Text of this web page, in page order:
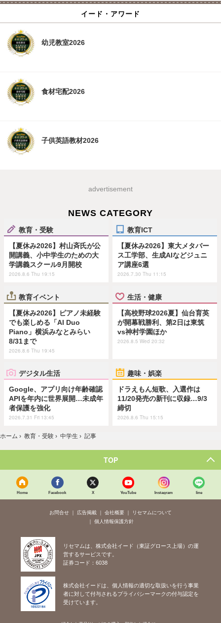
イード・アワード
幼児教室2026
食材宅配2026
子供英語教材2026
advertisement
NEWS CATEGORY
教育・受験
【夏休み2026】村山斉氏が公
開講義、小中学生のための大
学講義スクール9月開校
2026.8.6 Thu 19:15
教育ICT
【夏休み2026】東大メタバー
ス工学部、生成AIなどジュニ
ア講座6選
2026.7.30 Thu 11:15
教育イベント
【夏休み2026】ピアノ未経験
でも楽しめる「AI Duo
Piano」横浜みなとみらい
8/31まで
2026.8.6 Thu 19:45
生活・健康
【高校野球2026夏】仙台育英
が開幕戦勝利、第2日は東筑
vs神村学園ほか
2026.8.5 Wed 20:32
デジタル生活
Google、アプリ向け年齢確認
APIを年内に世界展開…未成年
者保護を強化
2026.7.31 Fri 13:45
趣味・娯楽
ドラえもん短歌、入選作は
11/20発売の新刊に収録…9/3
締切
2026.8.6 Thu 15:15
ホーム › 教育・受験 › 中学生 › 記事
TOP
Home Facebook X YouTube Instagram line
お問合せ 広告掲載 会社概要
リセマムについて
個人情報保護方針
リセマムは、株式会社イード（東証グロース上場）の運
営するサービスです。
証券コード：6038
株式会社イードは、個人情報の適切な取扱いを行う事業
者に対して付与されるプライバシーマークの付与認定を
受けています。